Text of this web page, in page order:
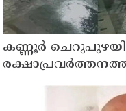
കണ്ണൂർ
നഷ്ടപ്പെട്ട ആർ.
ശരീരത്തോട്